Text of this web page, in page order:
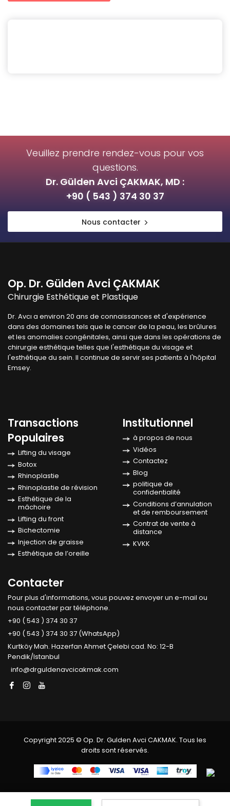
Veuillez prendre rendez-vous pour vos
questions.
Dr. Gülden Avci ÇAKMAK, MD :
+90 ( 543 ) 374 30 37
Nous contacter
Op. Dr. Gülden Avci ÇAKMAK
Chirurgie Esthétique et Plastique
Dr. Avcı a environ 20 ans de connaissances et d'expérience
dans des domaines tels que le cancer de la peau, les brûlures
et les anomalies congénitales, ainsi que dans les opérations de
chirurgie esthétique telles que l'esthétique du visage et
l'esthétique du sein. Il continue de servir ses patients à l'hôpital
Emsey.
Transactions
Populaires
Lifting du visage
Botox
Rhinoplastie
Rhinoplastie de révision
Esthétique de la
mâchoire
Lifting du front
Bichectomie
Injection de graisse
Esthétique de l’oreille
Institutionnel
à propos de nous
Vidéos
Contactez
Blog
politique de
confidentialité
Conditions d’annulation
et de remboursement
Contrat de vente à
distance
KVKK
Contacter
Pour plus d'informations, vous pouvez envoyer un e-mail ou
nous contacter par téléphone.
+90 ( 543 ) 374 30 37
+90 ( 543 ) 374 30 37 (WhatsApp)
Kurtköy Mah. Hazerfan Ahmet Çelebi cad. No: 12-B
Pendik/Istanbul
info@drguldenavcicakmak.com
Copyright 2025 © Op. Dr. Gulden Avci CAKMAK. Tous les
droits sont réservés.